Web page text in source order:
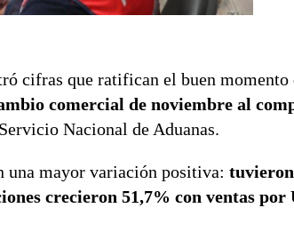
cifras que ratifican el buen momento
comercial de noviembre al
Nacional de Aduanas.
una mayor variación positiva:
crecieron 51,7% con ventas por